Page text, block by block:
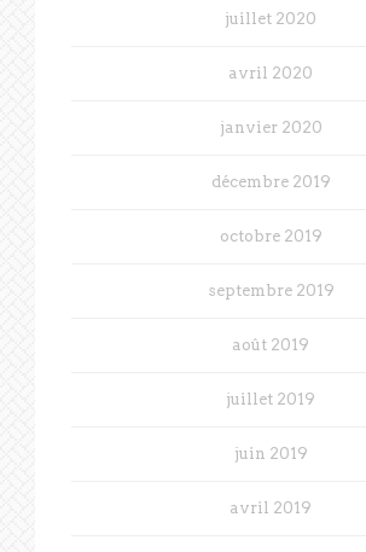
juillet 2020
avril 2020
janvier 2020
décembre 2019
octobre 2019
septembre 2019
août 2019
juillet 2019
juin 2019
avril 2019